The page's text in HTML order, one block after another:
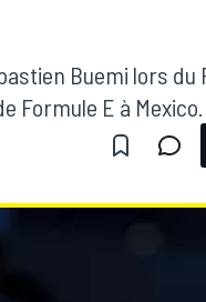
Buemi lors du
Formule E à Mexico.